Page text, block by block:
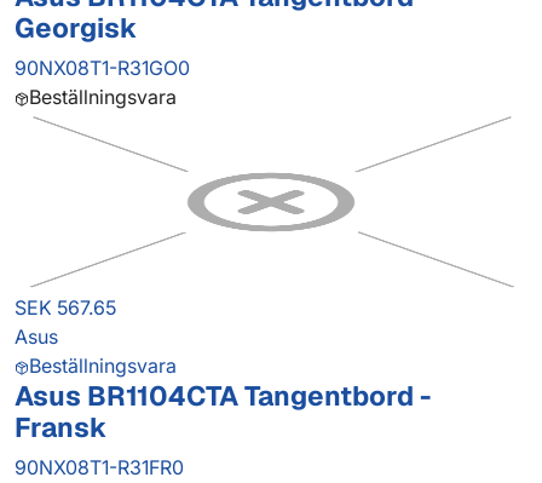
Georgisk
90NX08T1-R31GO0
Beställningsvara
SEK 567.65
Asus
Beställningsvara
Asus BR1104CTA Tangentbord -
Fransk
90NX08T1-R31FR0